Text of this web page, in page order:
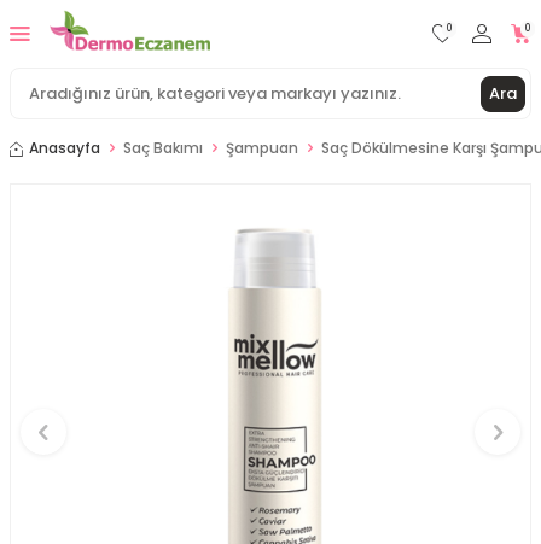
Ara
0 0
Anasayfa Saç Bakımı Şampuan Saç Dökülmesine Karşı